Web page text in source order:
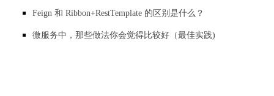
Feign 和 Ribbon+RestTemplate 的区别是什么？
微服务中，那些做法你会觉得比较好（最佳实践)